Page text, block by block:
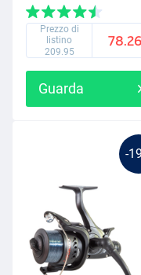
Prezzo di
listino
209.95
78.26
Guarda
-